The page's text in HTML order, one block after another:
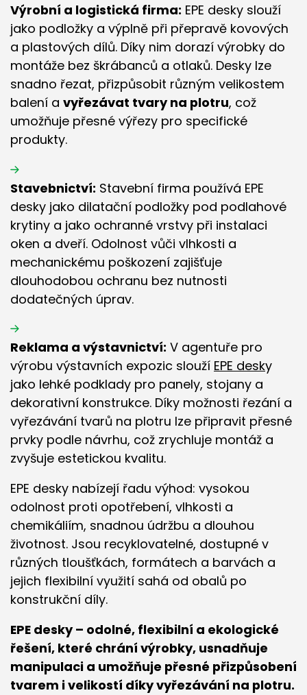
Výrobní a logistická firma: EPE desky slouží
jako podložky a výplně při přepravě kovových
a plastových dílů. Díky nim dorazí výrobky do
montáže bez škrábanců a otlaků. Desky lze
snadno řezat, přizpůsobit různým velikostem
balení a vyřezávat tvary na plotru, což
umožňuje přesné výřezy pro specifické
produkty.
Stavebnictví: Stavební firma používá EPE
desky jako dilatační podložky pod podlahové
krytiny a jako ochranné vrstvy při instalaci
oken a dveří. Odolnost vůči vlhkosti a
mechanickému poškození zajišťuje
dlouhodobou ochranu bez nutnosti
dodatečných úprav.
Reklama a výstavnictví: V agentuře pro
výrobu výstavních expozic slouží EPE desky
jako lehké podklady pro panely, stojany a
dekorativní konstrukce. Díky možnosti řezání a
vyřezávání tvarů na plotru lze připravit přesné
prvky podle návrhu, což zrychluje montáž a
zvyšuje estetickou kvalitu.
EPE desky nabízejí řadu výhod: vysokou
odolnost proti opotřebení, vlhkosti a
chemikáliím, snadnou údržbu a dlouhou
životnost. Jsou recyklovatelné, dostupné v
různých tloušťkách, formátech a barvách a
jejich flexibilní využití sahá od obalů po
konstrukční díly.
EPE desky – odolné, flexibilní a ekologické
řešení, které chrání výrobky, usnadňuje
manipulaci a umožňuje přesné přizpůsobení
tvarem i velikostí díky vyřezávání na plotru.